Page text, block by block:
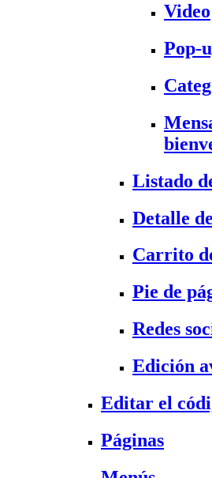
Video
Pop-
Listado
Detalle
Carrito
Pie de
Redes
Edición
Editar el
Páginas